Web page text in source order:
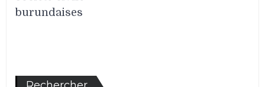
burundaises